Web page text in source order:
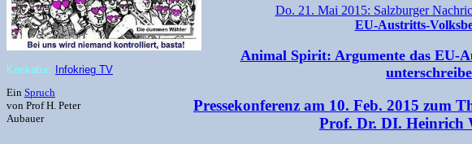
Karikatur:
Infokrieg TV
Ein Spruch
von Prof H. Peter
Aubauer
Do. 21. Mai 2015: Salzburger
EU-Austritts-
Animal Spirit: Argumente das EU-
Pressekonferenz am 10. Feb. 2015 zum
Prof. Dr. DI. Heinrich